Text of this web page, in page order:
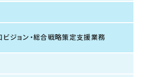
ジョン・総合戦略策定支援業務